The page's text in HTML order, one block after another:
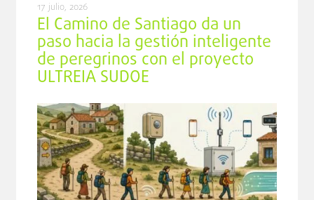
17 julio, 2026
El Camino de Santiago da un
paso hacia la gestión inteligente
de peregrinos con el proyecto
ULTREIA SUDOE